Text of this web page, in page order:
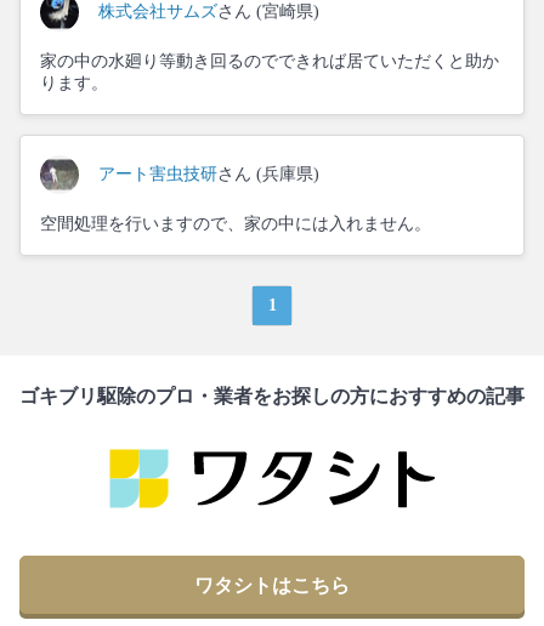
株式会社サムズさん (宮崎県)
家の中の水廻り等動き回るのでできれば居ていただくと助か
ります。
アート害虫技研さん (兵庫県)
空間処理を行いますので、家の中には入れません。
1
ゴキブリ駆除のプロ・業者をお探しの方におすすめの記事
ワタシトはこちら